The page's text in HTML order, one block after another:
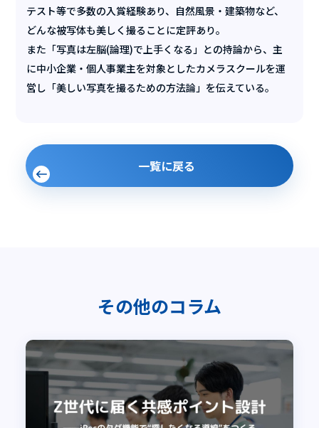
テスト等で多数の入賞経験あり、自然風景・建築物など、
どんな被写体も美しく撮ることに定評あり。
また「写真は左脳(論理)で上手くなる」との持論から、主
に中小企業・個人事業主を対象としたカメラスクールを運
営し「美しい写真を撮るための方法論」を伝えている。
一覧に戻る
その他のコラム